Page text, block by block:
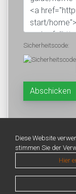
Sicherheitscode:
Diese Website
stimmen Sie der
Hier